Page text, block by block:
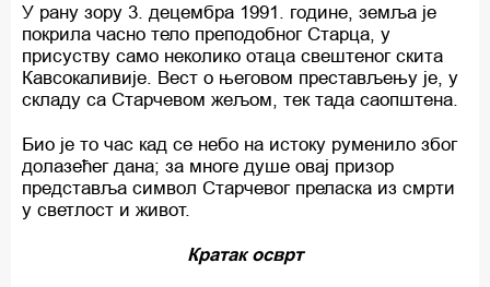
У рану зору 3. децембра 1991. године, земља је
покрила часно тело преподобног Старца, у
присуству само неколико отаца свештеног скита
Кавсокаливије. Вест о његовом престављењу је, у
складу са Старчевом жељом, тек тада саопштена.
Био је то час кад се небо на истоку руменило због
долазећег дана; за многе душе овај призор
представља символ Старчевог преласка из смрти
у светлост и живот.
Кратак осврт